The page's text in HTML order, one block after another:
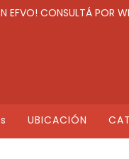
EFVO! CONSULTÁ POR
UBICACIÓN